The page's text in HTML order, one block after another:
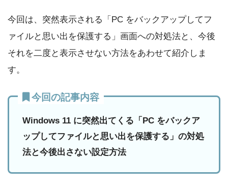
今回は、突然表示される「PC をバックアップしてフ
ァイルと思い出を保護する」画面への対処法と、今後
それを二度と表示させない方法をあわせて紹介しま
す。
今回の記事内容
Windows 11 に突然出てくる「PC をバックア
ップしてファイルと思い出を保護する」の対処
法と今後出さない設定方法